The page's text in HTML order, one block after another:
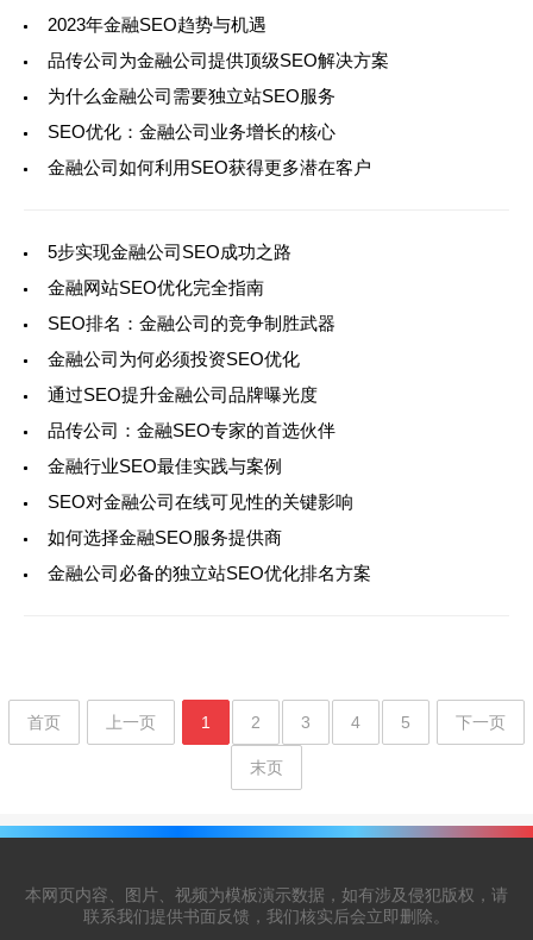
2023年金融SEO趋势与机遇
品传公司为金融公司提供顶级SEO解决方案
为什么金融公司需要独立站SEO服务
SEO优化：金融公司业务增长的核心
金融公司如何利用SEO获得更多潜在客户
5步实现金融公司SEO成功之路
金融网站SEO优化完全指南
SEO排名：金融公司的竞争制胜武器
金融公司为何必须投资SEO优化
通过SEO提升金融公司品牌曝光度
品传公司：金融SEO专家的首选伙伴
金融行业SEO最佳实践与案例
SEO对金融公司在线可见性的关键影响
如何选择金融SEO服务提供商
金融公司必备的独立站SEO优化排名方案
首页 上一页 1 2 3 4 5 下一页
末页
本网页内容、图片、视频为模板演示数据，如有涉及侵犯版权，请
联系我们提供书面反馈，我们核实后会立即删除。